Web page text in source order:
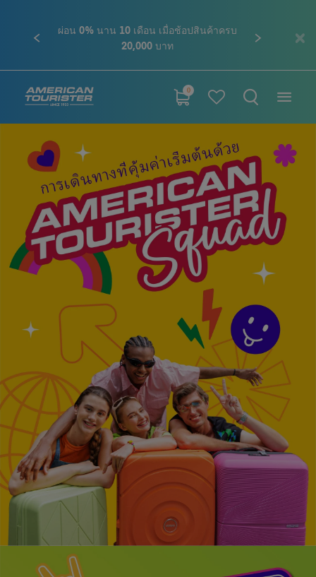
ติดต่
ผ่อน 0% นาน 10 เดือน เมื่อช้อปสินค้าครบ
20,000 บาท
0